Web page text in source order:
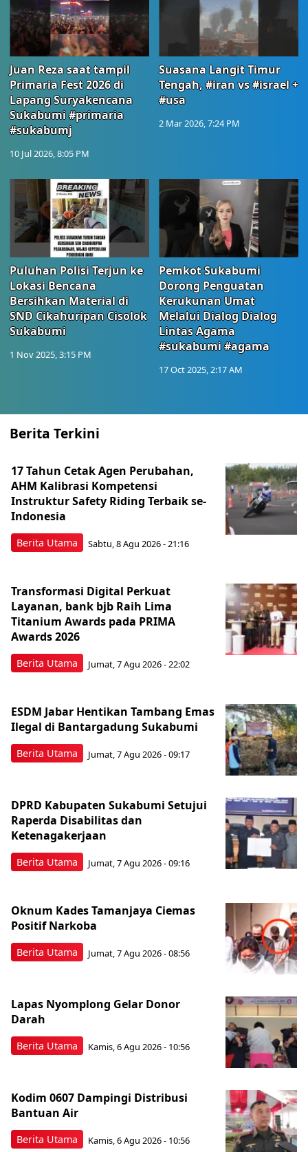
Juan Reza saat tampil
Primaria Fest 2026 di
Lapang Suryakencana
Sukabumi #primaria
#sukabumj
10 Jul 2026, 8:05 PM
Suasana Langit Timur
Tengah, #iran vs #israel +
#usa
2 Mar 2026, 7:24 PM
Puluhan Polisi Terjun ke
Lokasi Bencana
Bersihkan Material di
SND Cikahuripan Cisolok
Sukabumi
1 Nov 2025, 3:15 PM
Pemkot Sukabumi
Dorong Penguatan
Kerukunan Umat
Melalui Dialog Dialog
Lintas Agama
#sukabumi #agama
17 Oct 2025, 2:17 AM
Berita Terkini
Berita Utama
17 Tahun Cetak Agen Perubahan,
AHM Kalibrasi Kompetensi
Instruktur Safety Riding Terbaik se-
Indonesia
Sabtu, 8 Agu 2026 - 21:16
Berita Utama
Transformasi Digital Perkuat
Layanan, bank bjb Raih Lima
Titanium Awards pada PRIMA
Awards 2026
Jumat, 7 Agu 2026 - 22:02
Berita Utama
ESDM Jabar Hentikan Tambang Emas
Ilegal di Bantargadung Sukabumi
Jumat, 7 Agu 2026 - 09:17
Berita Utama
DPRD Kabupaten Sukabumi Setujui
Raperda Disabilitas dan
Ketenagakerjaan
Jumat, 7 Agu 2026 - 09:16
Berita Utama
Oknum Kades Tamanjaya Ciemas
Positif Narkoba
Jumat, 7 Agu 2026 - 08:56
Berita Utama
Lapas Nyomplong Gelar Donor
Darah
Kamis, 6 Agu 2026 - 10:56
Berita Utama
Kodim 0607 Dampingi Distribusi
Bantuan Air
Kamis, 6 Agu 2026 - 10:56